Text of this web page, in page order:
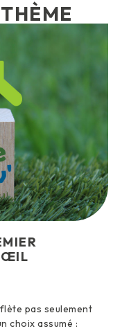
pas seulement
choix assumé :